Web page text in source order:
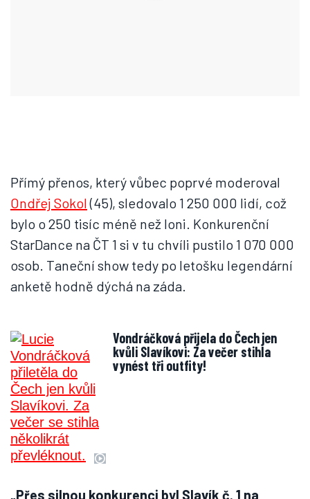
Přímý přenos, který vůbec poprvé moderoval
Ondřej Sokol(45), sledovalo 1 250 000 lidí, což
bylo o 250 tisíc méně než loni. Konkurenční
StarDance na ČT 1 si v tu chvíli pustilo 1 070 000
osob. Taneční show tedy po letošku legendární
anketě hodně dýchá na záda.
Vondráčková přijela do Čech jen
kvůli Slavíkovi: Za večer stihla
vynést tři outfity!
„Přes silnou konkurenci byl Slavík č. 1 na